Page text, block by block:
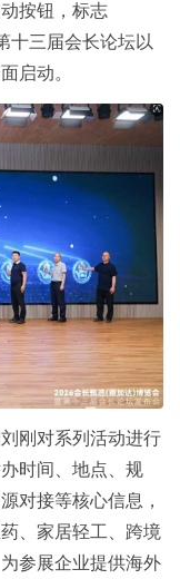
按钮，标志
十三届会长论坛以
启动。
刚对系列活动进行
时间、地点、规
对接等核心信息，
、家居轻工、跨境
参展企业提供海外